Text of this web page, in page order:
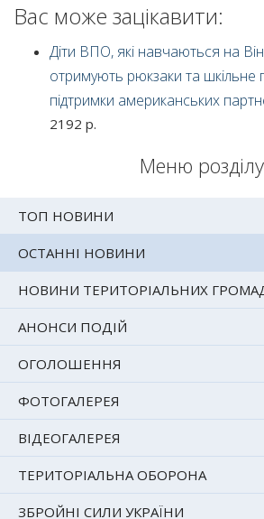
Меню розділу
ТОП НОВИНИ
ОСТАННІ НОВИНИ
НОВИНИ ТЕРИТОРІАЛЬНИХ
АНОНСИ ПОДІЙ
ОГОЛОШЕННЯ
ФОТОГАЛЕРЕЯ
ВІДЕОГАЛЕРЕЯ
ТЕРИТОРІАЛЬНА ОБОРОНА
ЗБРОЙНІ СИЛИ УКРАЇНИ
Вас може зацікавити:
Діти ВПО, які навчаються на
отримують рюкзаки та шкільне
підтримки американських
2192 р.